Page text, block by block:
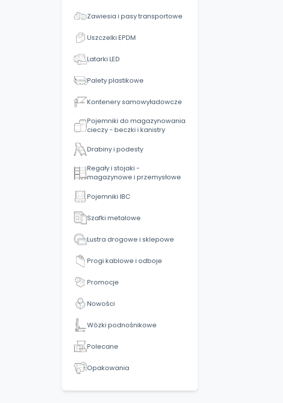
Zawiesia i pasy transportowe
Uszczelki EPDM
Latarki LED
Palety plastikowe
Kontenery samowyładowcze
Pojemniki do magazynowania
cieczy - beczki i kanistry
Drabiny i podesty
Regały i stojaki -
magazynowe i przemysłowe
Pojemniki IBC
Szafki metalowe
Lustra drogowe i sklepowe
Progi kablowe i odboje
Promocje
Nowości
Wózki podnośnikowe
Polecane
Opakowania